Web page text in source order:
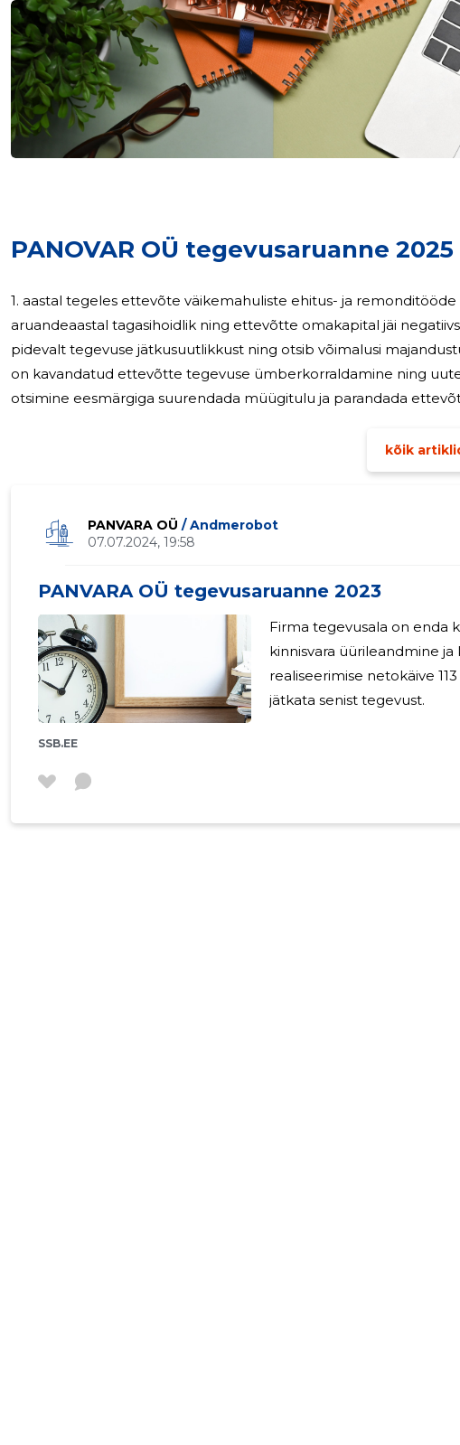
PANOVAR OÜ tegevusaruanne 2025
1. aastal tegeles ettevõte väikemahuliste ehitus- ja
aruandeaastal tagasihoidlik ning ettevõtte omakapital jäi negatiivseks. Ettevõtte juhtkond
pidevalt tegevuse jätkusuutlikkust ning otsib võimalusi
on kavandatud ettevõtte tegevuse ümberkorraldamine ning
otsimine eesmärgiga suurendada müügitulu ja parandada
kõik
PANVARA OÜ / Andmerobot
07.07.2024, 19:58
PANVARA OÜ tegevusaruanne 2023
SSB.EE
Firma tegevusala on enda
kinnisvara üürileandmine ja käitus. 2023. aastal oli
realiseerimise netokäive 113 237 eurot.
jätkata senist tegevust.